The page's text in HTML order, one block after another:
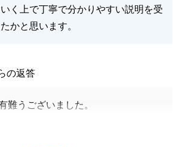
く上で丁寧で分かりやすい説明を受
かと思います。
の返答
難うございました。